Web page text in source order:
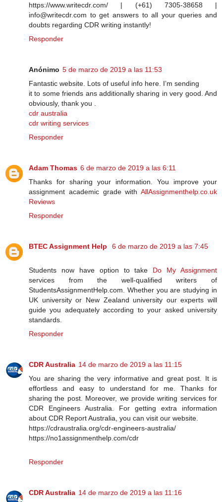
https://www.writecdr.com/ | (+61) 7305-38658 |
info@writecdr.com to get answers to all your queries and
doubts regarding CDR writing instantly!
Responder
Anónimo 5 de marzo de 2019 a las 11:53
Fantastic website. Lots of useful info here. I’m sending
it to some friends ans additionally sharing in very good. And
obviously, thank you .
cdr australia
cdr writing services
Responder
Adam Thomas 6 de marzo de 2019 a las 6:11
Thanks for sharing your information. You improve your
assignment academic grade with AllAssignmenthelp.co.uk
Reviews
Responder
BTEC Assignment Help 6 de marzo de 2019 a las 7:45
Students now have option to take Do My Assignment
services from the well-qualified writers of
StudentsAssignmentHelp.com. Whether you are studying in
UK university or New Zealand university our experts will
guide you adequately according to your asked university
standards.
Responder
CDR Australia 14 de marzo de 2019 a las 11:15
You are sharing the very informative and great post. It is
effortless and easy to understand for me. Thanks for
sharing the post. Moreover, we provide writing services for
CDR Engineers Australia. For getting extra information
about CDR Report Australia, you can visit our website.
https://cdraustralia.org/cdr-engineers-australia/
https://no1assignmenthelp.com/cdr
Responder
CDR Australia 14 de marzo de 2019 a las 11:16